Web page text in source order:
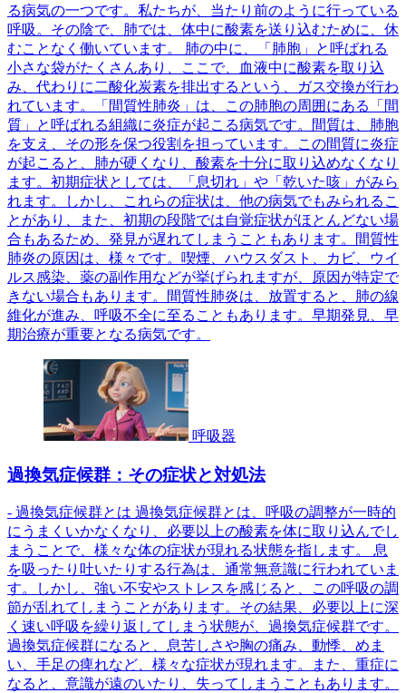
る病気の一つです。私たちが、当たり前のように行っている
呼吸。その陰で、肺では、体中に酸素を送り込むために、休
むことなく働いています。 肺の中に、「肺胞」と呼ばれる
小さな袋がたくさんあり、ここで、血液中に酸素を取り込
み、代わりに二酸化炭素を排出するという、ガス交換が行わ
れています。「間質性肺炎」は、この肺胞の周囲にある「間
質」と呼ばれる組織に炎症が起こる病気です。間質は、肺胞
を支え、その形を保つ役割を担っています。この間質に炎症
が起こると、肺が硬くなり、酸素を十分に取り込めなくなり
ます。初期症状としては、「息切れ」や「乾いた咳」がみら
れます。しかし、これらの症状は、他の病気でもみられるこ
とがあり、また、初期の段階では自覚症状がほとんどない場
合もあるため、発見が遅れてしまうこともあります。間質性
肺炎の原因は、様々です。喫煙、ハウスダスト、カビ、ウイ
ルス感染、薬の副作用などが挙げられますが、原因が特定で
きない場合もあります。間質性肺炎は、放置すると、肺の線
維化が進み、呼吸不全に至ることもあります。早期発見、早
期治療が重要となる病気です。
呼吸器
過換気症候群：その症状と対処法
- 過換気症候群とは 過換気症候群とは、呼吸の調整が一時的
にうまくいかなくなり、必要以上の酸素を体に取り込んでし
まうことで、様々な体の症状が現れる状態を指します。 息
を吸ったり吐いたりする行為は、通常無意識に行われていま
す。しかし、強い不安やストレスを感じると、この呼吸の調
節が乱れてしまうことがあります。その結果、必要以上に深
く速い呼吸を繰り返してしまう状態が、過換気症候群です。
過換気症候群になると、息苦しさや胸の痛み、動悸、めま
い、手足の痺れなど、様々な症状が現れます。また、重症に
なると、意識が遠のいたり、失ってしまうこともあります。